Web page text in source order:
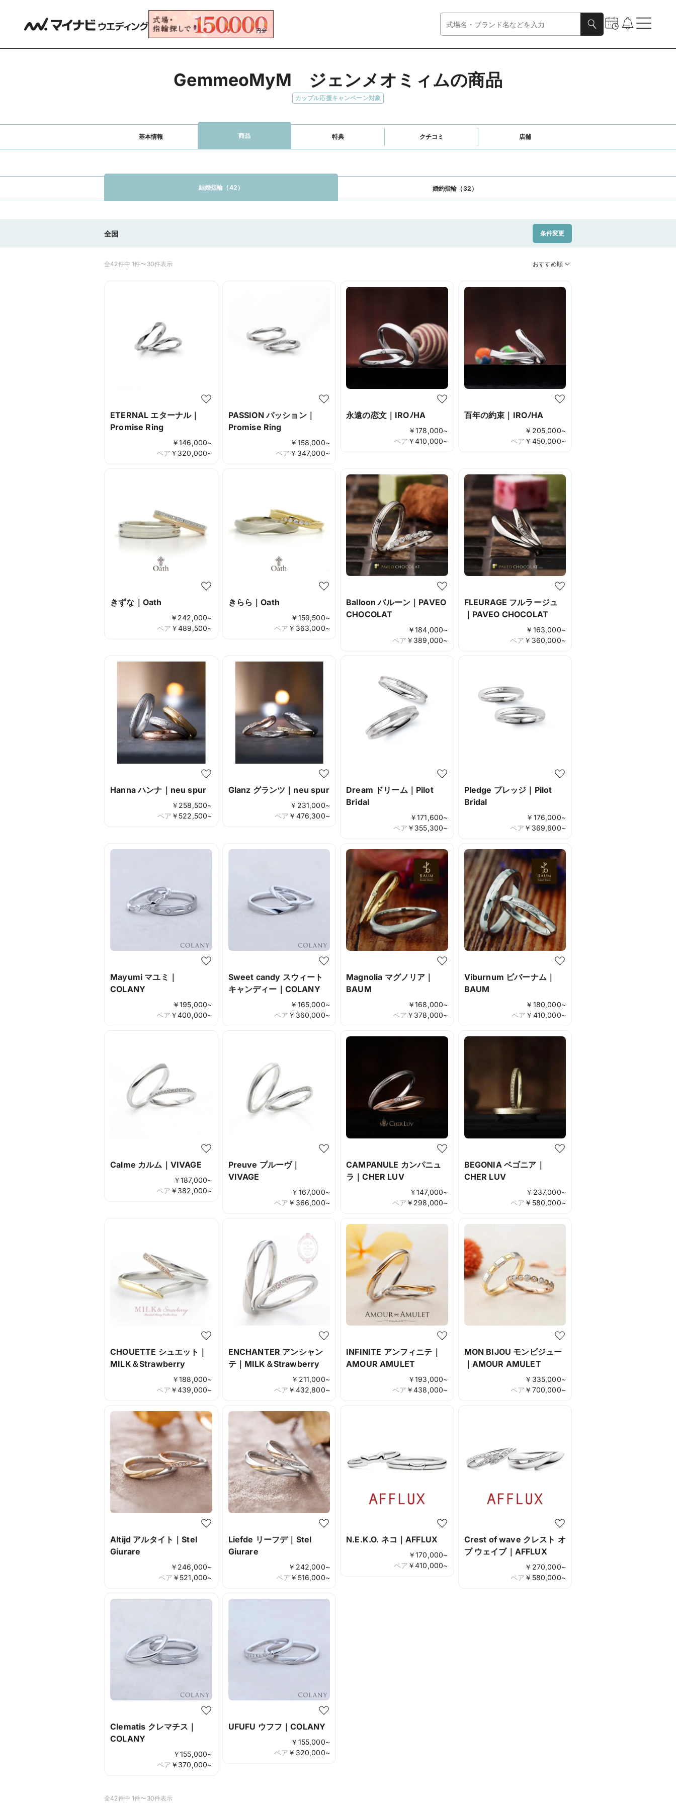
GemmeoMyM　ジェンメオミィムの商品
カップル応援キャンペーン対象
基本情報 商品 特典 クチコミ 店舗
結婚指輪（42） 婚約指輪（32）
全国 条件変更
全42件中 1件〜30件表示 おすすめ順
ETERNAL エターナル｜
Promise Ring
￥146,000~
￥ 320,000~
ペア
PASSION パッション｜
Promise Ring
￥ 158,000~
￥ 347,000~
ペア
永遠の恋文｜IROﾉHA
￥178,000~
￥410,000~
ペア
百年の約束｜IROﾉHA
￥ 205,000~
￥ 450,000~
ペア
きずな｜Oath
￥ 242,000~
￥489,500~
ペア
きらら｜Oath
￥ 159,500~
￥ 363,000~
ペア
Balloon バルーン｜PAVEO
CHOCOLAT
￥184,000~
￥ 389,000~
ペア
FLEURAGE フルラージュ
｜PAVEO CHOCOLAT
￥ 163,000~
￥ 360,000~
ペア
Hanna ハンナ｜neu spur
￥ 258,500~
￥ 522,500~
ペア
Glanz グランツ｜neu spur
￥ 231,000~
￥ 476,300~
ペア
Dream ドリーム｜Pilot
Bridal
￥171,600~
￥ 355,300~
ペア
Pledge プレッジ｜Pilot
Bridal
￥ 176,000~
￥ 369,600~
ペア
Mayumi マユミ｜
COLANY
￥195,000~
￥400,000~
ペア
Sweet candy スウィート
キャンディー｜COLANY
￥ 165,000~
￥ 360,000~
ペア
Magnolia マグノリア｜
BAUM
￥168,000~
￥ 378,000~
ペア
Viburnum ビバーナム｜
BAUM
￥ 180,000~
￥ 410,000~
ペア
Calme カルム｜VIVAGE
￥187,000~
￥ 382,000~
ペア
Preuve プルーヴ｜
VIVAGE
￥ 167,000~
￥ 366,000~
ペア
CAMPANULE カンパニュ
ラ｜CHER LUV
￥147,000~
￥ 298,000~
ペア
BEGONIA ベゴニア｜
CHER LUV
￥ 237,000~
￥ 580,000~
ペア
CHOUETTE シュエット｜
MILK＆Strawberry
￥188,000~
￥439,000~
ペア
ENCHANTER アンシャン
テ｜MILK＆Strawberry
￥ 211,000~
￥ 432,800~
ペア
INFINITE アンフィニテ｜
AMOUR AMULET
￥193,000~
￥438,000~
ペア
MON BIJOU モンビジュー
｜AMOUR AMULET
￥ 335,000~
￥ 700,000~
ペア
Altijd アルタイト｜Stel
Giurare
￥ 246,000~
￥ 521,000~
ペア
Liefde リーフデ｜Stel
Giurare
￥ 242,000~
￥ 516,000~
ペア
N.E.K.O. ネコ｜AFFLUX
￥170,000~
￥410,000~
ペア
Crest of wave クレスト オ
ブ ウェイブ｜AFFLUX
￥ 270,000~
￥ 580,000~
ペア
Clematis クレマチス｜
COLANY
￥155,000~
￥ 370,000~
ペア
UFUFU ウフフ｜COLANY
￥ 155,000~
￥ 320,000~
ペア
全42件中 1件〜30件表示